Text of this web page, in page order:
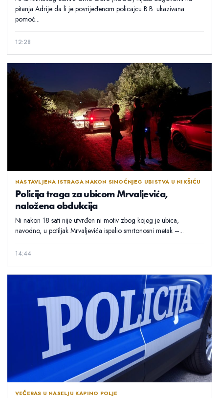
pitanja Adrije da li je povrijeđenom policajcu B.B. ukazivana
pomoć...
12:28
NASTAVLJENA ISTRAGA NAKON SINOĆNJEG UBISTVA U NIKŠIĆU
Policija traga za ubicom Mrvaljevića,
naložena obdukcija
Ni nakon 18 sati nije utvrđen ni motiv zbog kojeg je ubica,
navodno, u potiljak Mrvaljevića ispalio smrtonosni metak –...
14:44
VEČERAS U NASELJU KAPINO POLJE